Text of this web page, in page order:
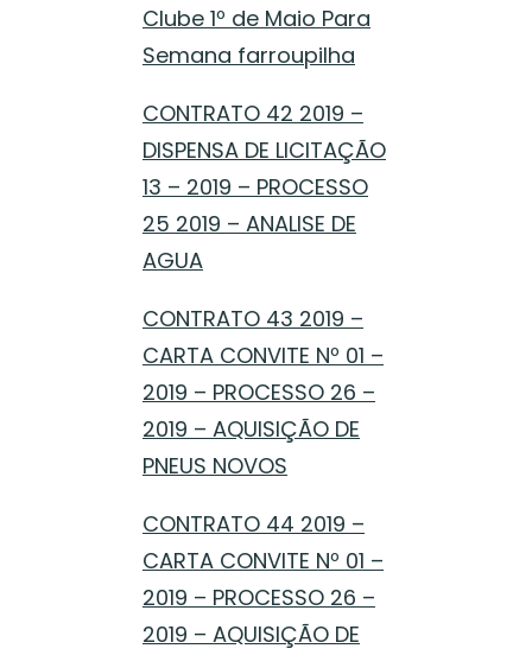
Clube 1º de Maio Para
Semana farroupilha
CONTRATO 42 2019 –
DISPENSA DE LICITAÇÃO
13 – 2019 – PROCESSO
25 2019 – ANALISE DE
AGUA
CONTRATO 43 2019 –
CARTA CONVITE Nº 01 –
2019 – PROCESSO 26 –
2019 – AQUISIÇÃO DE
PNEUS NOVOS
CONTRATO 44 2019 –
CARTA CONVITE Nº 01 –
2019 – PROCESSO 26 –
2019 – AQUISIÇÃO DE